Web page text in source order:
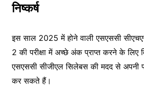
निष्कर्ष
इस साल 2025 में होने वाली एसएससी
2 की परीक्षा में अच्छे अंक प्राप्त करने के लिए
एसएससी सीजीएल सिलेबस की मदद से अपनी
कर सकते हैं।